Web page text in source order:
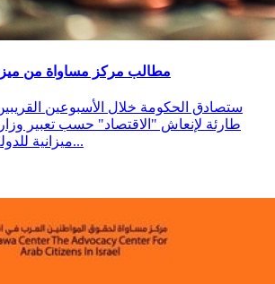
مطالب مركز مساواة من ميزانية
ستصادق الحكومة خلال الأسبوعين
طارئة لإنعاش "الاقتصاد" حسب تعبير
ميزانية للدولة للعامين 2021-2022...